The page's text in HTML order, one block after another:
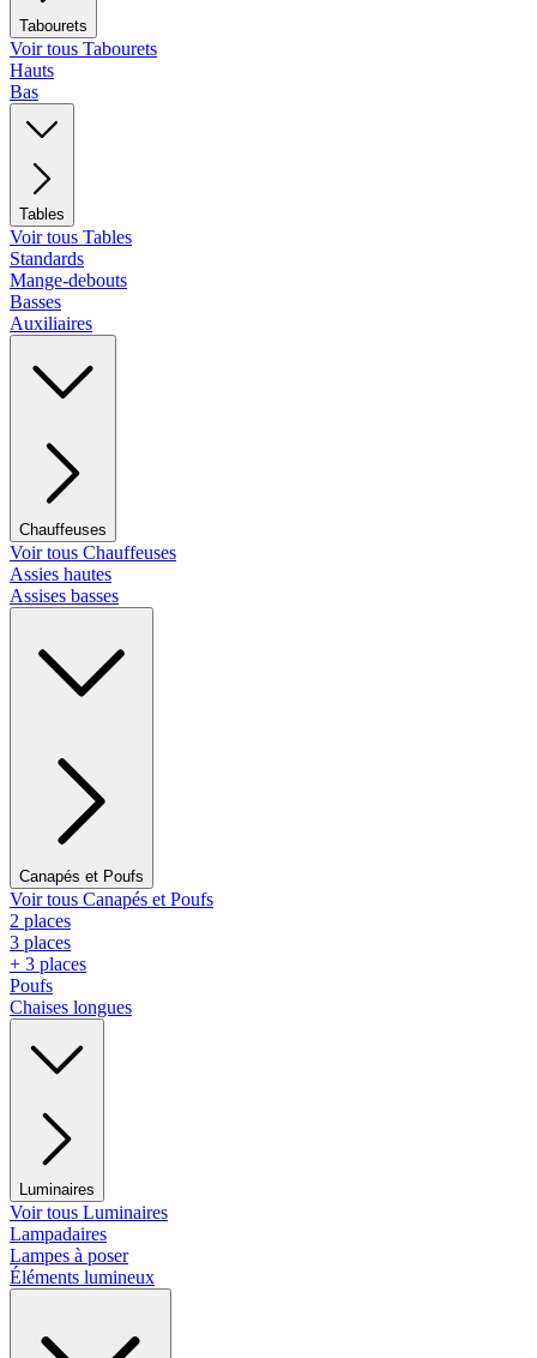
Tabourets
Voir tous Tabourets
Hauts
Bas
Tables
Voir tous Tables
Standards
Mange-debouts
Basses
Auxiliaires
Chauffeuses
Voir tous Chauffeuses
Assies hautes
Assises basses
Canapés et Poufs
Voir tous Canapés et Poufs
2 places
3 places
+ 3 places
Poufs
Chaises longues
Luminaires
Voir tous Luminaires
Lampadaires
Lampes à poser
Éléments lumineux